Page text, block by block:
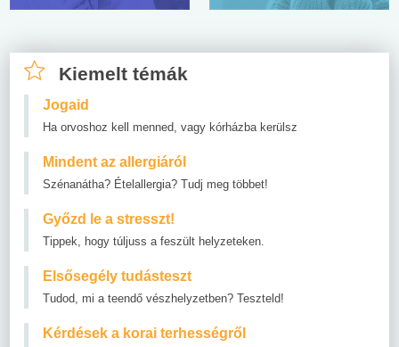
Kiemelt témák
Jogaid
Ha orvoshoz kell menned, vagy kórházba kerülsz
Mindent az allergiáról
Szénanátha? Ételallergia? Tudj meg többet!
Győzd le a stresszt!
Tippek, hogy túljuss a feszült helyzeteken.
Elsősegély tudásteszt
Tudod, mi a teendő vészhelyzetben? Teszteld!
Kérdések a korai terhességről